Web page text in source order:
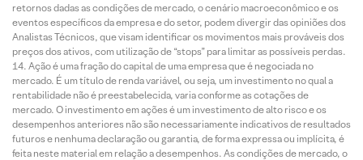
retornos dadas as condições de mercado, o cenário macroeconômico e os
eventos específicos da empresa e do setor, podem divergir das opiniões dos
Analistas Técnicos, que visam identificar os movimentos mais prováveis dos
preços dos ativos, com utilização de “stops” para limitar as possíveis perdas.
Ação é uma fração do capital de uma empresa que é negociada no
mercado. É um título de renda variável, ou seja, um investimento no qual a
rentabilidade não é preestabelecida, varia conforme as cotações de
mercado. O investimento em ações é um investimento de alto risco e os
desempenhos anteriores não são necessariamente indicativos de resultados
futuros e nenhuma declaração ou garantia, de forma expressa ou implícita, é
feita neste material em relação a desempenhos. As condições de mercado, o